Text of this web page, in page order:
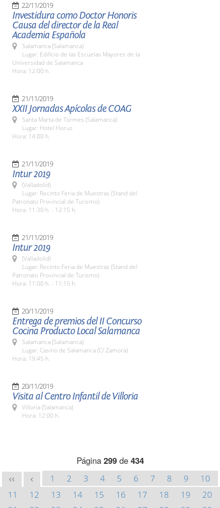
22/11/2019
Investidura como Doctor Honoris
Causa del director de la Real
Academia Española
Salamanca (Salamanca)
Lugar: Edificio de las Escuelas Mayores de la
Universidad de Salamanca
Hora: 12:00 h.
21/11/2019
XXII Jornadas Apícolas de COAG
Santa Marta de Tormes (Salamanca)
Lugar: Hotel Horus
Hora: 14:00 h.
21/11/2019
Intur 2019
(Valladolid)
Lugar: Recinto Feria de Muestras (Stand del
Patronato Provincial de Turismo)
Hora: 11:30 h. - 12:15 h.
21/11/2019
Intur 2019
(Valladolid)
Lugar: Recinto Feria de Muestras (Stand del
Patronato Provincial de Turismo)
Hora: 11:00 h. - 11:15 h.
20/11/2019
Entrega de premios del II Concurso
Cocina Producto Local Salamanca
Salamanca (Salamanca)
Lugar: Casino de Salamanca (C/ Zamora)
Hora: 19:45 h.
20/11/2019
Visita al Centro Infantil de Villoria
Villoria (Salamanca)
Hora: 12:00 h.
Página 299de 434
<< < 1 2 3 4 5 6 7 8 9
10
11
12 13 14 15 16 17 18 19
20